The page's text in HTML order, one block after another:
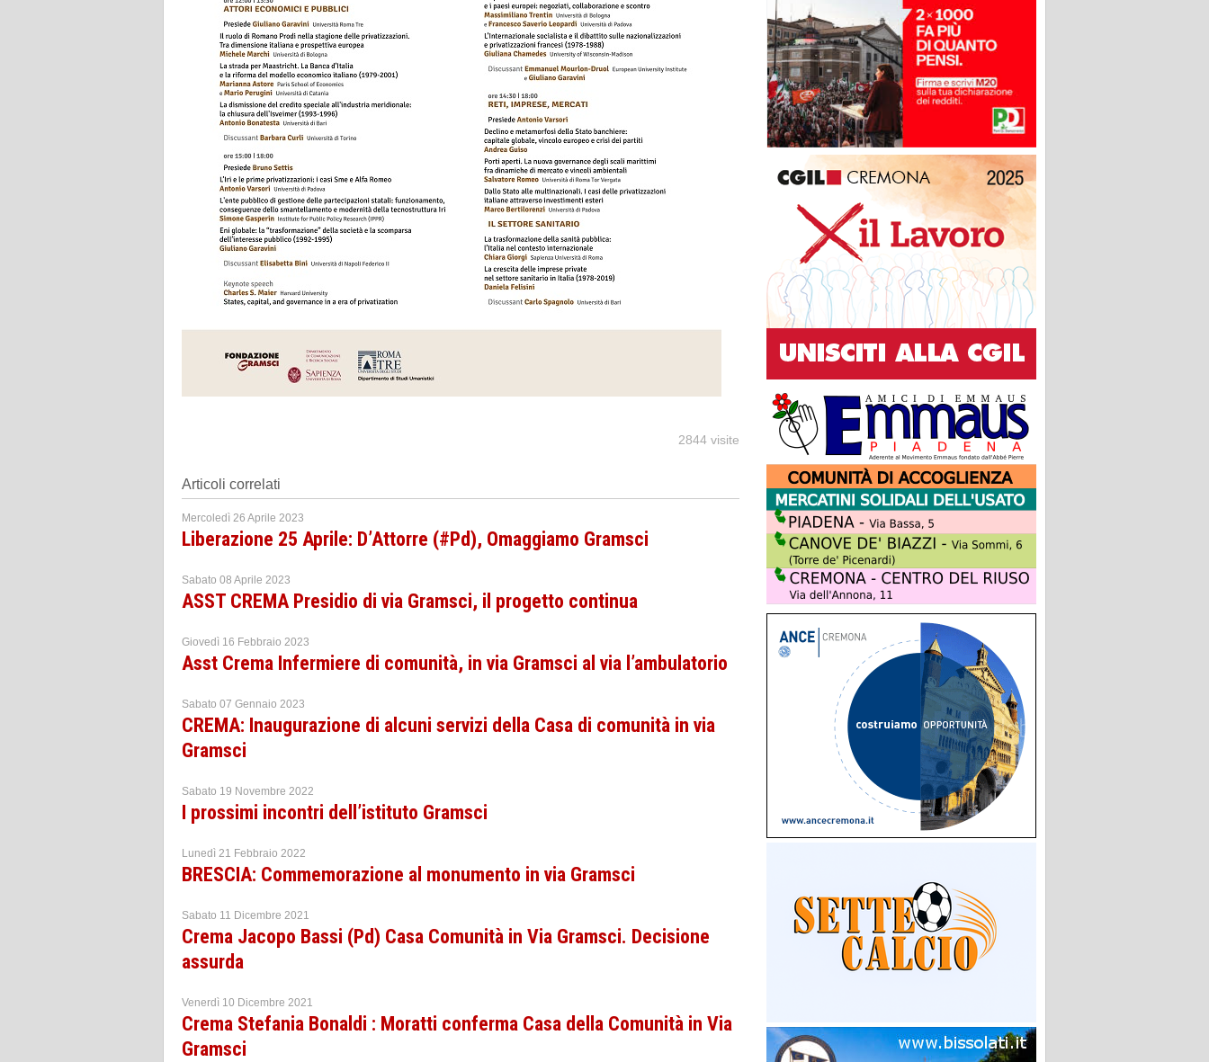
2844 visite
Articoli correlati
Mercoledì 26 Aprile 2023
Liberazione 25 Aprile: D’Attorre (#Pd), Omaggiamo Gramsci
Sabato 08 Aprile 2023
ASST CREMA Presidio di via Gramsci, il progetto continua
Giovedì 16 Febbraio 2023
Asst Crema Infermiere di comunità, in via Gramsci al via l’ambulatorio
Sabato 07 Gennaio 2023
CREMA: Inaugurazione di alcuni servizi della Casa di comunità in via
Gramsci
Sabato 19 Novembre 2022
I prossimi incontri dell’istituto Gramsci
Lunedì 21 Febbraio 2022
BRESCIA: Commemorazione al monumento in via Gramsci
Sabato 11 Dicembre 2021
Crema Jacopo Bassi (Pd) Casa Comunità in Via Gramsci. Decisione
assurda
Venerdì 10 Dicembre 2021
Crema Stefania Bonaldi : Moratti conferma Casa della Comunità in Via
Gramsci